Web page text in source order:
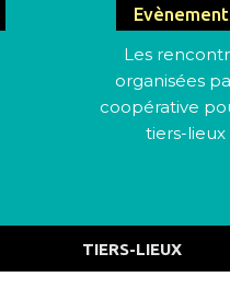
Les
organisées
coopérative
tiers-lieux
TIERS-LIEUX